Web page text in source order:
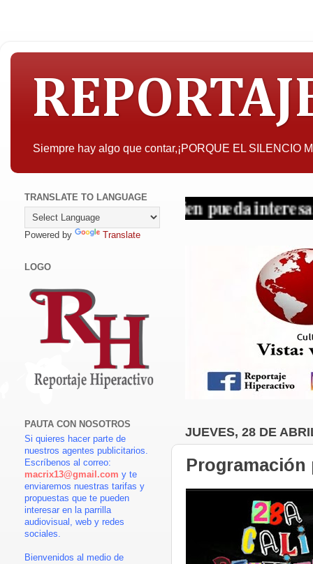
Siempre hay algo que contar,¡PORQUE EL SILENCIO
A quien pueda interesar, la
JUEVES, 28 DE
Programación
TRANSLATE TO LANGUAGE
Powered by Translate
LOGO
PAUTA CON NOSOTROS
Si quieres hacer parte de
nuestros agentes publicitarios.
Escríbenos al correo:
macrix13@gmail.com y te
enviaremos nuestras tarifas y
propuestas que te pueden
interesar en la parrilla
audiovisual, web y redes
sociales.
Bienvenidos al medio de